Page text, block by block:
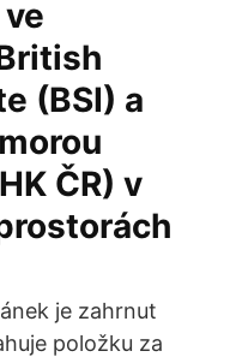
(BSI) a
ČR) v
je zahrnut
položku za